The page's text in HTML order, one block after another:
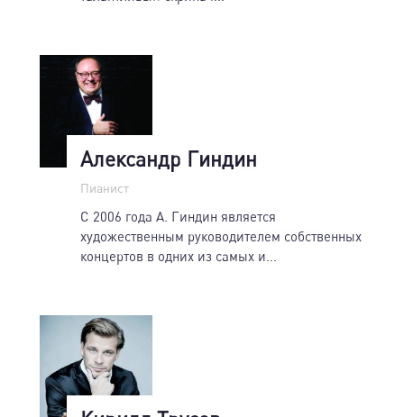
Александр Гиндин
Пианист
С 2006 года А. Гиндин является
художественным руководителем собственных
концертов в одних из самых и...